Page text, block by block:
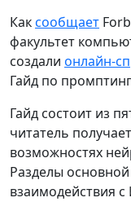
Каксообщает
факультет
создали онлайн-
Гайд по
Гайд состоит из
читатель
возможностях
Разделы
взаимодействия